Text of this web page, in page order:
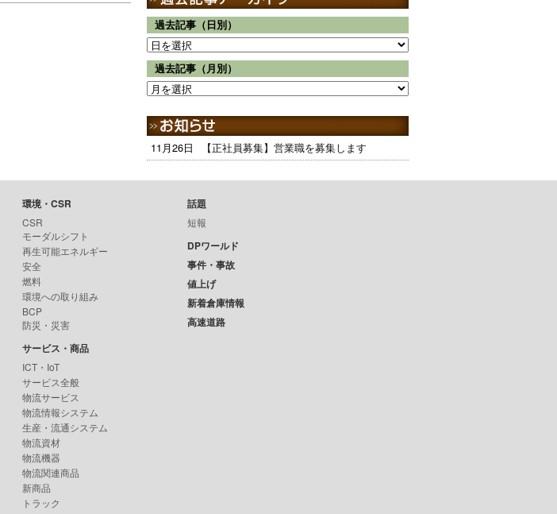
過去記事（日別）
過去記事（月別）
11月26日 【正社員募集】営業職を募集します
環境・CSR
CSR
モーダルシフト
再生可能エネルギー
安全
燃料
環境への取り組み
BCP
防災・災害
サービス・商品
ICT・IoT
サービス全般
物流サービス
物流情報システム
生産・流通システム
物流資材
物流機器
物流関連商品
新商品
トラック
話題
短報
DPワールド
事件・事故
値上げ
新着倉庫情報
高速道路